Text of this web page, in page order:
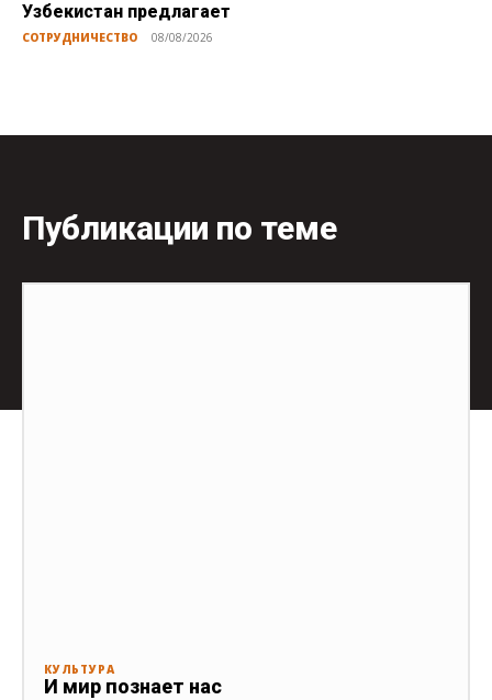
Узбекистан предлагает
СОТРУДНИЧЕСТВО 08/08/2026
Публикации по теме
КУЛЬТУРА
И мир познает нас